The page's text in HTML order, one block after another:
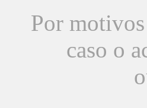
Por
caso o